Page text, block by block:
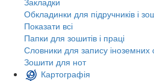
Обкладинки для підручників і
Показати всі
Папки для зошитів і праці
Словники для запису іноземних
Зошити для нот
Картографія